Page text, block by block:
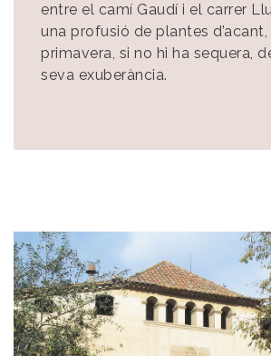
entre el camí Gaudí i el carrer
una profusió de plantes
primavera, si no hi ha sequera,
seva exuberància.
Image